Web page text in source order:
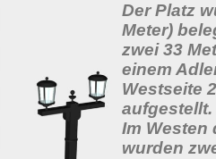
Der Platz
Meter)
zwei 33
einem
Westseite
aufgestellt.
Im Westen
wurden